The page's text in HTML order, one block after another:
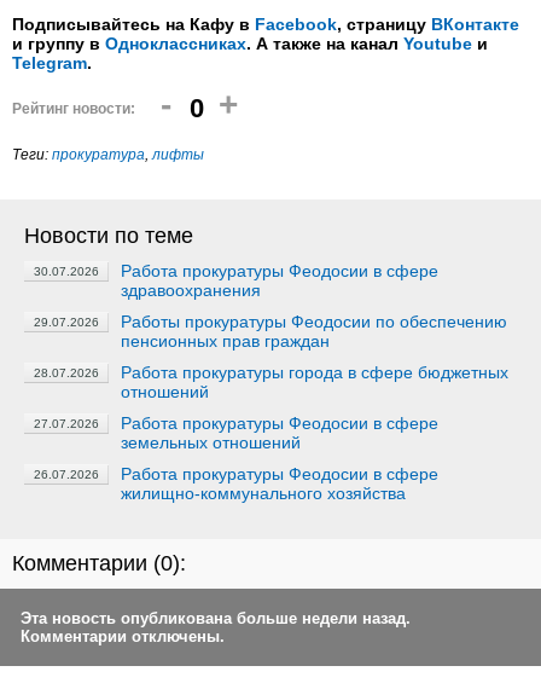
Подписывайтесь на Кафу в Facebook, страницу ВКонтакте
и группу в Одноклассниках. А также на канал Youtube и
Telegram.
Рейтинг новости: - 0 +
Теги: прокуратура,лифты
Новости по теме
30.07.2026
Работа прокуратуры Феодосии в сфере
здравоохранения
29.07.2026
Работы прокуратуры Феодосии по обеспечению
пенсионных прав граждан
28.07.2026
Работа прокуратуры города в сфере бюджетных
отношений
27.07.2026
Работа прокуратуры Феодосии в сфере
земельных отношений
26.07.2026
Работа прокуратуры Феодосии в сфере
жилищно-коммунального хозяйства
Комментарии (0):
Эта новость опубликована больше недели назад.
Комментарии отключены.